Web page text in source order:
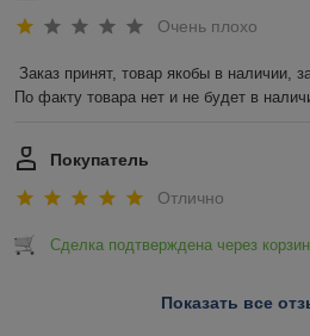
Очень плохо
Заказ принят, товар якобы в наличии,
По факту товара нет и не будет в
Покупатель
Отлично
Сделка подтверждена через
Показать все